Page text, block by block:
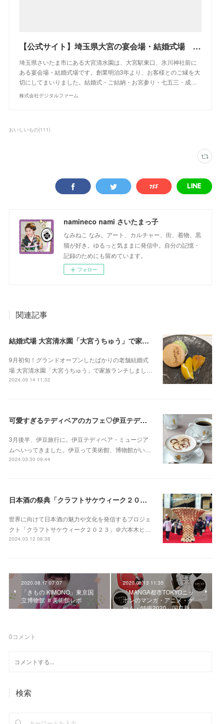
【公式サイト】埼玉県大宮の宴会場・結婚式場 大宮 清水園
埼玉県さいたま市にある大宮清水園は、大宮駅東口、氷川神社前に
ある宴会場・結婚式場です。創業明治3年より、お客様とのご縁を大
切にしてまいりました。結婚式・ご結納・お宮参り・七五三・成…
株式会社デジタルファーム
おいしいもの(111)
namineco nami さいたまっ子
なみねこ なみ。アート、カルチャー、街、着物、黒
猫が好き。ゆるっと気ままに発信中。自分の記憶・
記録のためにも留めています。
フォロー
関連記事
結婚式場 大宮清水園「大宮うちゅう」で家族ランチ☆武蔵一宮氷川神社へ参拝
9月初旬！グランドオープンしたばかりの老舗結婚式
場 大宮清水園「大宮うちゅう」で家族ランチしまし…
2024.09.14 11:32
可愛すぎるテディベアのカフェ♡伊豆テディベア・ミュージアム
3月後半、伊豆旅行に。伊豆テディベア・ミュージア
ムへいってきました。伊豆って美術館、博物館がい…
2024.03.30 09:44
日本酒の祭典「クラフトサケウィーク２０２３」六本木ヒルズアリーナ
世界に向けて日本酒の魅力や文化を発信するプロジェ
クト「クラフトサケウィーク２０２３」＠六本木ヒ…
2024.03.12 08:38
2020.08.17 07:07
「きもの KIMONO」東京国
立博物館 ＃美術館レポ
2020.08.13 11:35
「MANGA都市TOKYOニッ
ポンのマンガ・アニメ・ゲ
ーム・特撮2020」国立新…
0コメント
検索